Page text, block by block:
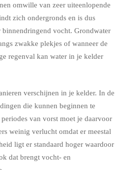
omwille van zeer uiteenlopende
zich ondergronds en is dus
vocht. Grondwater
zwakke plekjes of wanneer de
regenval kan water in je kelder
verschijnen in je kelder. In de
die kunnen beginnen te
van vorst moet je daarvoor
weinig verlucht omdat er meestal
ligt er standaard hoger waardoor
dat brengt vocht- en